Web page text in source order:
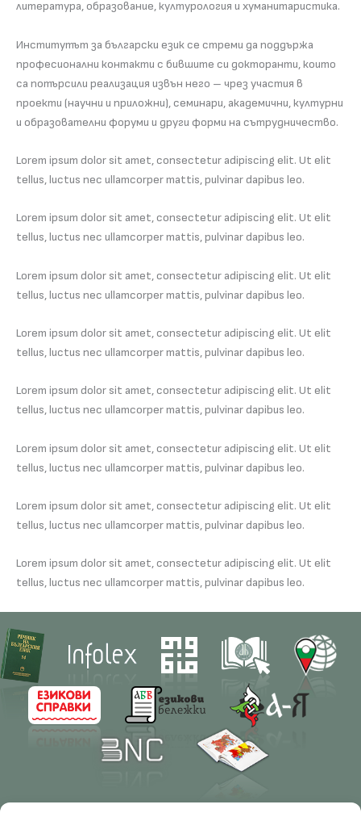
литература, образование, културология и хуманитаристика.
Институтът за български език се стреми да поддържа
професионални контакти с бившите си докторанти, които
са потърсили реализация извън него – чрез участия в
проекти (научни и приложни), семинари, академични, културни
и образователни форуми и други форми на сътрудничество.
Lorem ipsum dolor sit amet, consectetur adipiscing elit. Ut elit
tellus, luctus nec ullamcorper mattis, pulvinar dapibus leo.
Lorem ipsum dolor sit amet, consectetur adipiscing elit. Ut elit
tellus, luctus nec ullamcorper mattis, pulvinar dapibus leo.
Lorem ipsum dolor sit amet, consectetur adipiscing elit. Ut elit
tellus, luctus nec ullamcorper mattis, pulvinar dapibus leo.
Lorem ipsum dolor sit amet, consectetur adipiscing elit. Ut elit
tellus, luctus nec ullamcorper mattis, pulvinar dapibus leo.
Lorem ipsum dolor sit amet, consectetur adipiscing elit. Ut elit
tellus, luctus nec ullamcorper mattis, pulvinar dapibus leo.
Lorem ipsum dolor sit amet, consectetur adipiscing elit. Ut elit
tellus, luctus nec ullamcorper mattis, pulvinar dapibus leo.
Lorem ipsum dolor sit amet, consectetur adipiscing elit. Ut elit
tellus, luctus nec ullamcorper mattis, pulvinar dapibus leo.
Lorem ipsum dolor sit amet, consectetur adipiscing elit. Ut elit
tellus, luctus nec ullamcorper mattis, pulvinar dapibus leo.